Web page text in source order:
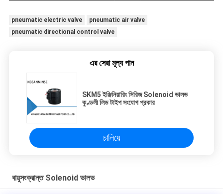
pneumatic electric valve
pneumatic air valve
pneumatic directional control valve
এর সেরা মূল্য পান
SKM5 ইঞ্জিনিয়ারিং সিরিজ Solenoid ভালভ
কুণ্ডলী লিড টাইপ সংযোগ প্রকার
চালিয়ে
বায়ুসংক্রান্ত Solenoid ভালভ